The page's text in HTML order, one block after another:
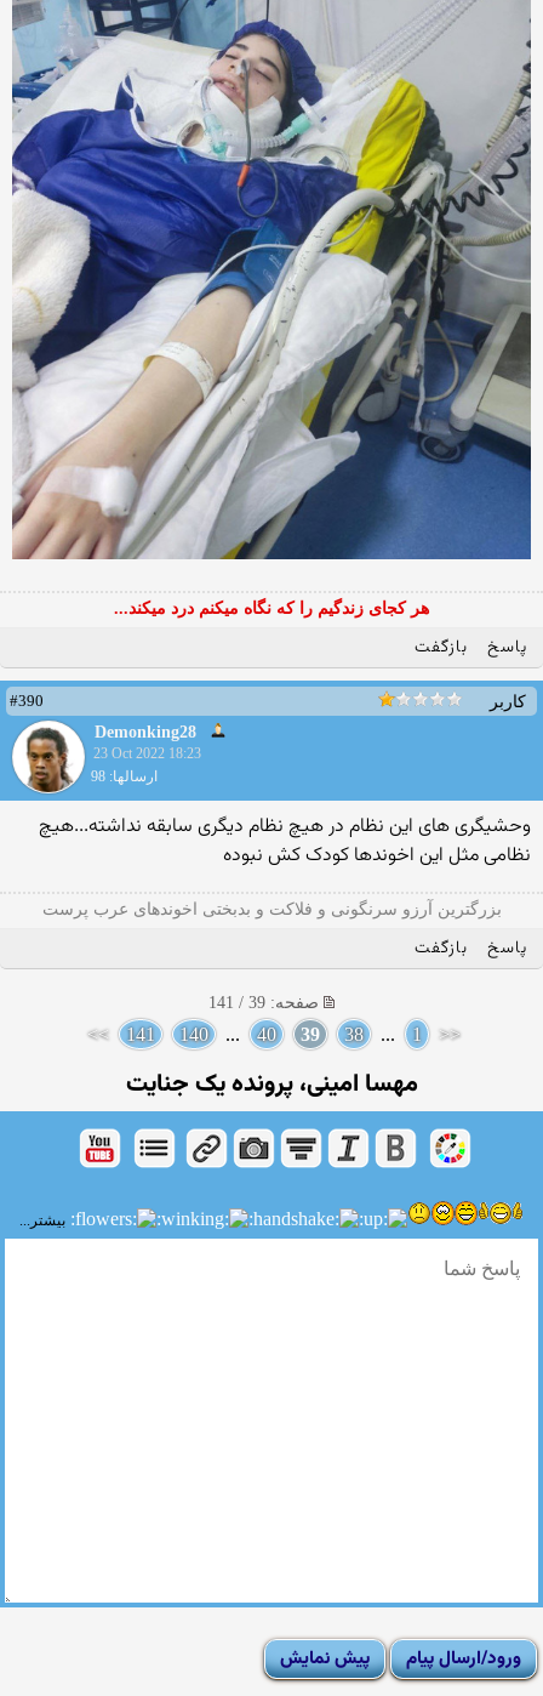
هر کجای زندگیم را که نگاه میکنم درد میکند...
پاسخ بازگفت
کاربر
#390
Demonking28
23 Oct 2022 18:23
ارسالها: 98
وحشیگری های این نظام در هیچ نظام دیگری سابقه نداشته...هیچ
نظامی مثل این اخوندها کودک کش نبوده
بزرگترین آرزو سرنگونی و فلاکت و بدبختی اخوندهای عرب پرست
پاسخ بازگفت
صفحه: 39 / 141
<<
1
...
38
39
40
...
140
141
>>
مهسا امینی، پرونده یک جنایت
بیشتر...